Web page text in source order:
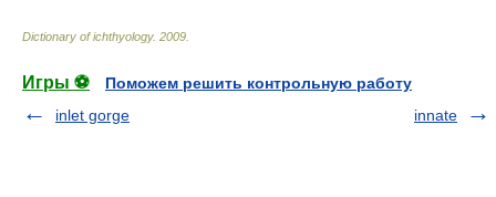
Dictionary of ichthyology. 2009
Игры ⚽
Поможем решить контрольную работу
inlet gorge
innate